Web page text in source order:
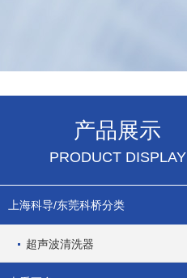
产品展示
PRODUCT DISPLAY
上海科导/东莞科桥分类
超声波清洗器